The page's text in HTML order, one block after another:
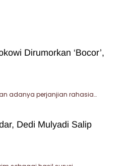
Dirumorkan ‘Bocor’,
adanya perjanjian rahasia…
Dedi Mulyadi Salip